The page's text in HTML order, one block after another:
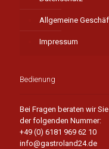
Allgemeine
Impressum
Bedienung
Bei Fragen beraten wir
der folgenden Nummer:
+49 (0) 6181 969 62 10
info@gastroland24.de